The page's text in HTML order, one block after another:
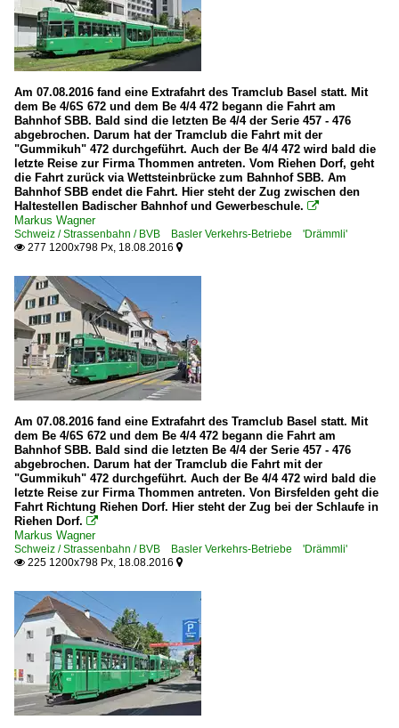
Am 07.08.2016 fand eine Extrafahrt des Tramclub Basel statt. Mit
dem Be 4/6S 672 und dem Be 4/4 472 begann die Fahrt am
Bahnhof SBB. Bald sind die letzten Be 4/4 der Serie 457 - 476
abgebrochen. Darum hat der Tramclub die Fahrt mit der
"Gummikuh" 472 durchgeführt. Auch der Be 4/4 472 wird bald die
letzte Reise zur Firma Thommen antreten. Vom Riehen Dorf, geht
die Fahrt zurück via Wettsteinbrücke zum Bahnhof SBB. Am
Bahnhof SBB endet die Fahrt. Hier steht der Zug zwischen den
Haltestellen Badischer Bahnhof und Gewerbeschule. 
Markus Wagner
Schweiz / Strassenbahn / BVB Basler Verkehrs-Betriebe 'Drämmli'
 277 1200x798 Px, 18.08.2016 
Am 07.08.2016 fand eine Extrafahrt des Tramclub Basel statt. Mit
dem Be 4/6S 672 und dem Be 4/4 472 begann die Fahrt am
Bahnhof SBB. Bald sind die letzten Be 4/4 der Serie 457 - 476
abgebrochen. Darum hat der Tramclub die Fahrt mit der
"Gummikuh" 472 durchgeführt. Auch der Be 4/4 472 wird bald die
letzte Reise zur Firma Thommen antreten. Von Birsfelden geht die
Fahrt Richtung Riehen Dorf. Hier steht der Zug bei der Schlaufe in
Riehen Dorf. 
Markus Wagner
Schweiz / Strassenbahn / BVB Basler Verkehrs-Betriebe 'Drämmli'
 225 1200x798 Px, 18.08.2016 